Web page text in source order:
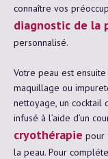
connaître vos
diagnostic de la
personnalisé.
Votre peau est
maquillage ou
nettoyage, un cocktail
infusé à l’aide d’un
cryothérapie pour
la peau. Pour